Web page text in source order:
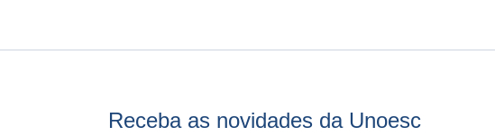
Receba as novidades da Unoesc